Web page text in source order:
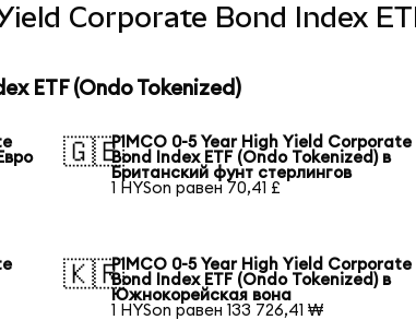
Yield Corporate Bond Index
ETF (Ondo Tokenized)
🇬🇧PIMCO 0-5 Year High Yield Corporate
Bond Index ETF (Ondo Tokenized) в
Британский фунт стерлингов
1 HYSon равен 70,41 £
🇰🇷PIMCO 0-5 Year High Yield Corporate
Bond Index ETF (Ondo Tokenized) в
Южнокорейская вона
1 HYSon равен 133 726,41 ₩